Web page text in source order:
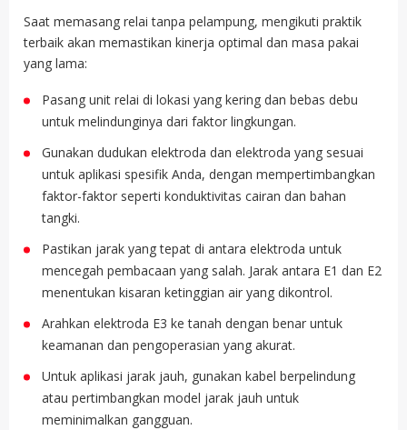
Saat memasang relai tanpa pelampung, mengikuti praktik
terbaik akan memastikan kinerja optimal dan masa pakai
yang lama:
Pasang unit relai di lokasi yang kering dan bebas debu
untuk melindunginya dari faktor lingkungan.
Gunakan dudukan elektroda dan elektroda yang sesuai
untuk aplikasi spesifik Anda, dengan mempertimbangkan
faktor-faktor seperti konduktivitas cairan dan bahan
tangki.
Pastikan jarak yang tepat di antara elektroda untuk
mencegah pembacaan yang salah. Jarak antara E1 dan E2
menentukan kisaran ketinggian air yang dikontrol.
Arahkan elektroda E3 ke tanah dengan benar untuk
keamanan dan pengoperasian yang akurat.
Untuk aplikasi jarak jauh, gunakan kabel berpelindung
atau pertimbangkan model jarak jauh untuk
meminimalkan gangguan.